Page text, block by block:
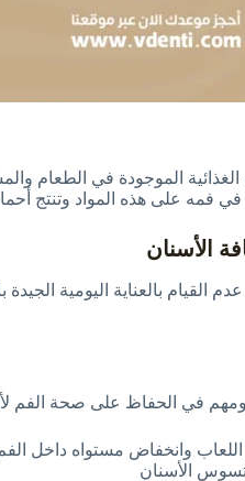
الموجودة في الطعام
في فمه على هذه المواد وتنتج
الأسنان
بالعناية اليومية الجيدة
في الحفاظ على صحة الفم
وانخفاض مستواه داخل الفم،
الأسنان